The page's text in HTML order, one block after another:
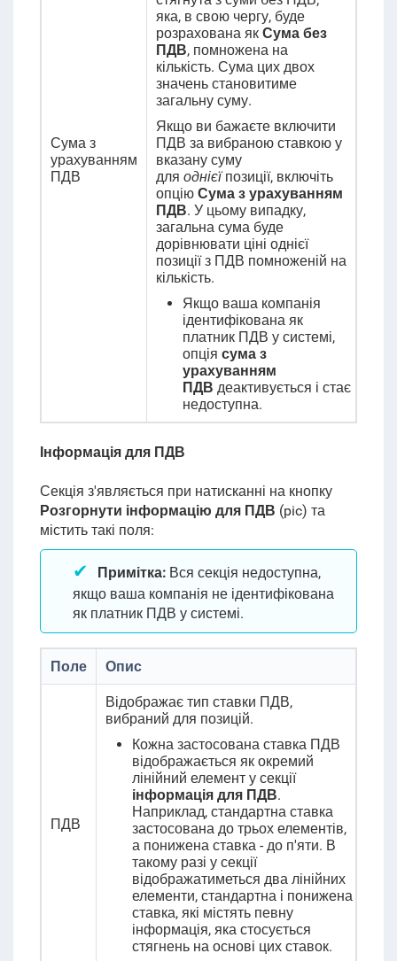
Сума з
урахуванням
ПДВ
яка, в свою чергу, буде
розрахована як Сума без
ПДВ, помножена на
кількість. Сума цих двох
значень становитиме
загальну суму.
Якщо ви бажаєте включити
ПДВ за вибраною ставкою у
вказану суму
для однієї позиції, включіть
опцію Сума з урахуванням
ПДВ. У цьому випадку,
загальна сума буде
дорівнювати ціні однієї
позиції з ПДВ помноженій на
кількість.
Якщо ваша компанія
ідентифікована як
платник ПДВ у системі,
опція сума з
урахуванням
ПДВ деактивується і стає
недоступна.
Інформація для ПДВ
Секція з'являється при натисканні на кнопку
Розгорнути інформацію для ПДВ (pic) та
містить такі поля:
Примітка: Вся секція недоступна,
якщо ваша компанія не ідентифікована
як платник ПДВ у системі.
Поле Опис
ПДВ
Відображає тип ставки ПДВ,
вибраний для позицій.
Кожна застосована ставка ПДВ
відображається як окремий
лінійний елемент у секції
інформація для ПДВ.
Наприклад, стандартна ставка
застосована до трьох елементів,
а понижена ставка - до п'яти. В
такому разі у секції
відображатиметься два лінійних
елементи, стандартна і понижена
ставка, які містять певну
інформація, яка стосується
стягнень на основі цих ставок.